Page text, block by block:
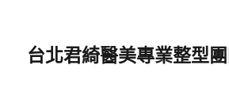
台北君綺醫美專業整型